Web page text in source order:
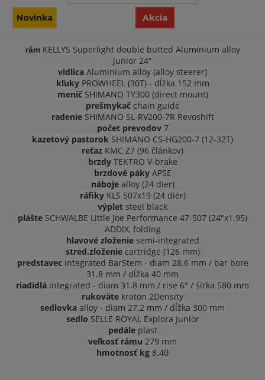
Novinka Akcia
rámKELLYS Superlight double butted Aluminium alloy
Junior 24"
vidlica Aluminium alloy (alloy steerer)
kľukyPROWHEEL (30T) - dĺžka 152 mm
meničSHIMANO TY300 (direct mount)
prešmykačchain guide
radenieSHIMANO SL-RV200-7R Revoshift
počet prevodov7
kazetový pastorok SHIMANO CS-HG200-7 (12-32T)
reťaz KMC Z7 (96 článkov)
brzdyTEKTRO V-brake
brzdové pákyAPSE
nábojealloy (24 dier)
ráfikyKLS 507x19 (24 dier)
výplet steel black
plášte SCHWALBE Little Joe Performance 47-507 (24"x1.95)
ADDIX, folding
hlavové zloženiesemi-integrated
stred.zloženiecartridge (126 mm)
predstavecintegrated BarStem - diam 28.6 mm / bar bore
31.8 mm / dĺžka 40 mm
riadidlá integrated - diam 31.8 mm / rise 6° / šírka 580 mm
rukoväte kraton 2Density
sedlovka alloy - diam 27.2 mm / dĺžka 300 mm
sedlo SELLE ROYAL Explora Junior
pedáleplast
veľkosť rámu 279 mm
hmotnosť kg 8.40